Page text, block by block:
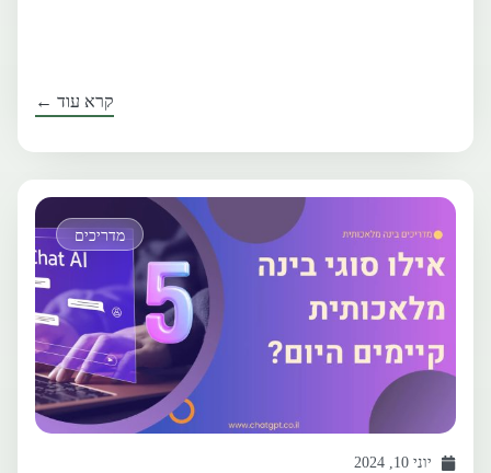
קרא עוד ←
יוני 10, 2024
מדריכים